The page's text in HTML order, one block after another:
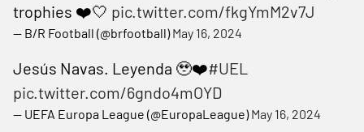
trophies ❤️🤍 pic.twitter.com/fkgYmM2v7J
— B/R Football (@brfootball)May 16, 2024
Jesús Navas. Leyenda 🥹❤️#UEL
pic.twitter.com/6gndo4mOYD
— UEFA Europa League (@EuropaLeague)May 16, 2024